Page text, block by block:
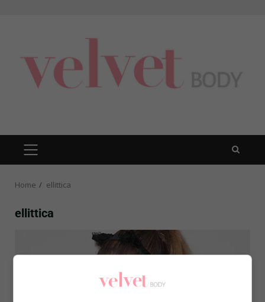
PRIMARY
MENU
Home ellittica
ellittica